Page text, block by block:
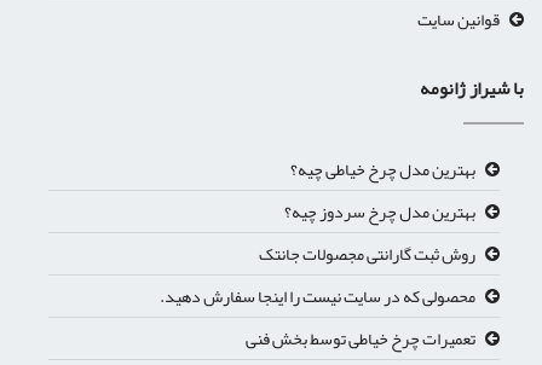
قوانین سایت
با شیراز ژانومه
بهترین مدل چرخ خیاطی چیه؟
بهترین مدل چرخ سردوز چیه؟
روش ثبت گارانتی مجصولات جانتک
محصولی که در سایت نیست را اینجا سفارش دهید.
تعمیرات چرخ خیاطی توسط بخش فنی